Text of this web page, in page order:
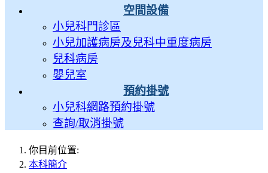
空間設備
小兒科門診區
小兒加護病房及兒科中重度病房
兒科病房
嬰兒室
預約掛號
小兒科網路預約掛號
查詢/取消掛號
你目前位置:
本科簡介